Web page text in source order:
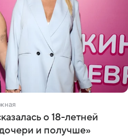
о 18-летней
и получше»